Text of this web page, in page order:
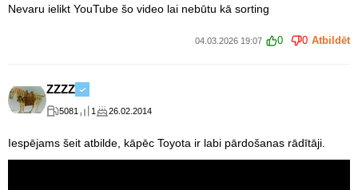
Nevaru ielikt YouTube šo video lai nebūtu kā sorting
04.03.2026 19:07 0 0 Atbildēt
ZZZZ
5081 1 26.02.2014
Iespējams šeit atbilde, kāpēc Toyota ir labi pārdošanas rādītāji.